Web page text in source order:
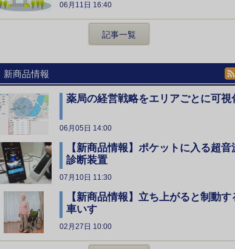
06月11日 16:40
記事一覧
新商品情報
薬局の経営戦略をエリアごとに可視
06月05日 14:00
【新商品情報】ポケットに入る超音
診断装置
07月10日 11:30
【新商品情報】立ち上がると制動す
車いす
02月27日 10:00